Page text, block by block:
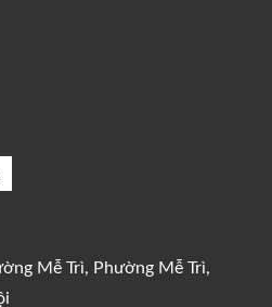
Mễ Trì, Phường Mễ Trì,